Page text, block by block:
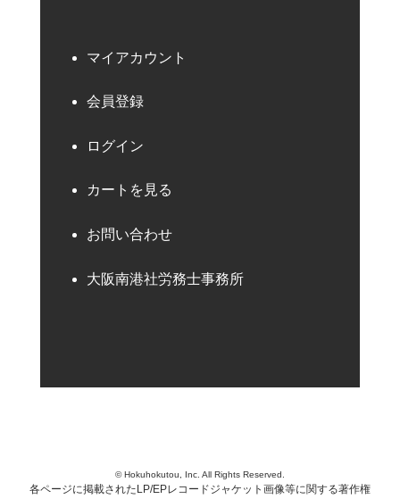
マイアカウント
会員登録
ログイン
カートを見る
お問い合わせ
大阪南港社労務士事務所
© Hokuhokutou, Inc. All Rights Reserved.
各ページに掲載されたLP/EPレコードジャケット画像等に関する著作権